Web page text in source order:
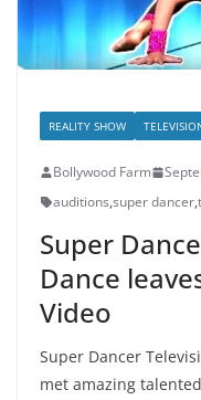
REALITY SHOW
Bollywood Farm
auditions,super dancer,
Super
Dance
Video
Super Dancer
met amazing